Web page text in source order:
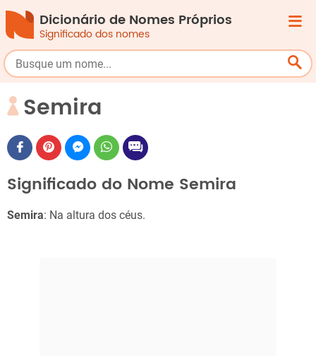
Dicionário de Nomes Próprios
Significado dos nomes
Semira
Significado do Nome Semira
Semira: Na altura dos céus.